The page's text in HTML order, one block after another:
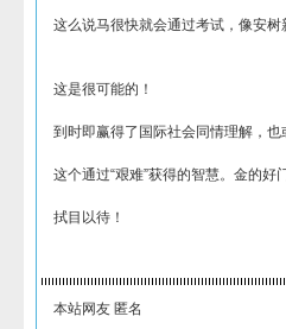
这么说马很快就会通过考试，像安树
这是很可能的！
到时即赢得了国际社会同情理解，也
这个通过“艰难”获得的智慧。金的好
拭目以待！
本站网友 匿名